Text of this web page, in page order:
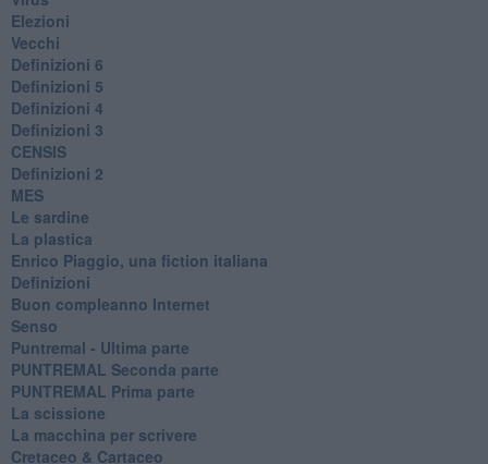
Elezioni
Vecchi
Definizioni 6
Definizioni 5
Definizioni 4
Definizioni 3
CENSIS
​Definizioni 2
MES
Le sardine
La plastica
​Enrico Piaggio, una fiction italiana
Definizioni
​Buon compleanno Internet
Senso
Puntremal - Ultima parte
PUNTREMAL Seconda parte
​PUNTREMAL Prima parte
La scissione
La macchina per scrivere
Cretaceo & Cartaceo